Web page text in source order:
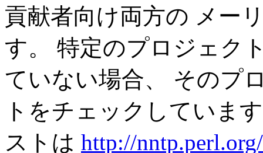
貢献者向け両方の メー
す。 特定のプロジェク
ていない場合、 そのプ
トをチェックしていま
ストは http://nntp.perl.org/